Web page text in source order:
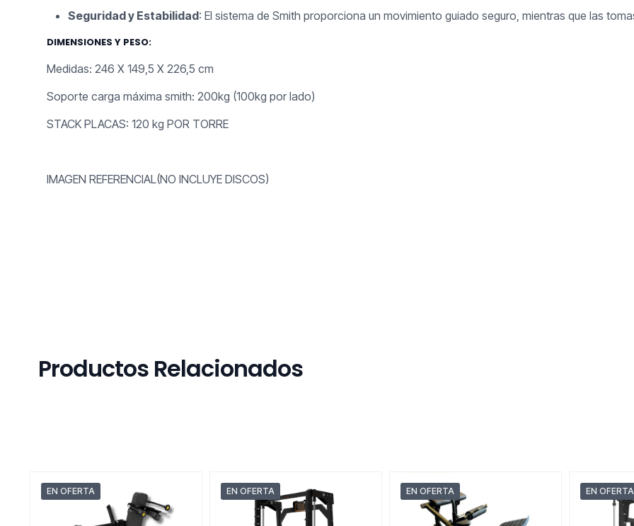
Seguridad y Estabilidad: El sistema de Smith proporciona un movimiento guiado seguro, mientras que las
DIMENSIONES Y PESO:
Medidas: 246 X 149,5 X 226,5 cm
Soporte carga máxima smith: 200kg (100kg por lado)
STACK PLACAS: 120 kg POR TORRE
IMAGEN REFERENCIAL(NO INCLUYE DISCOS)
Productos Relacionados
EN OFERTA EN OFERTA EN OFERTA EN OFERTA